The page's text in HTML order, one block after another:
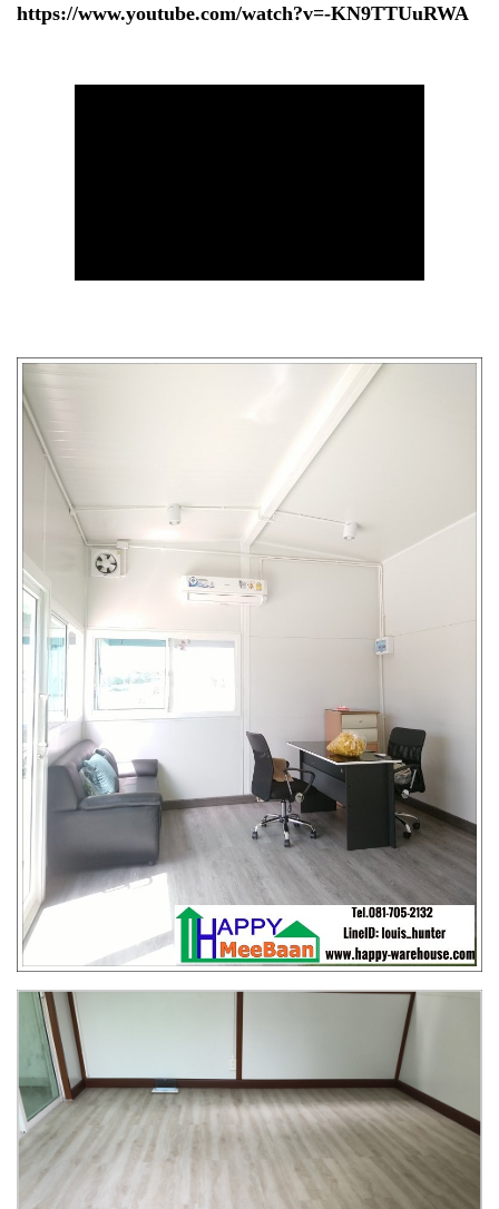
https://www.youtube.com/watch?v=-KN9TTUuRWA